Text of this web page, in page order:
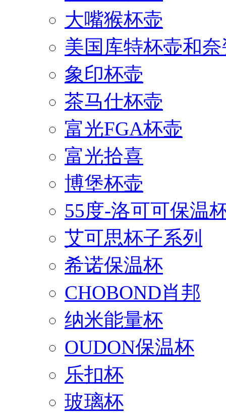
大嘴猴杯壶
美国库特杯壶和
象印杯壶
茶马仕杯壶
富光FGA杯壶
富光拾喜
博堡杯壶
55度-洛可可保温
艾可思杯子系列
希诺保温杯
CHOBOND肖邦
纳米能量杯
OUDON保温杯
乐扣杯
玻璃杯